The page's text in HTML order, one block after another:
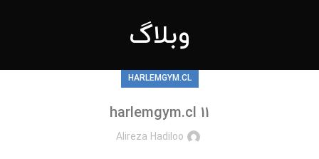
وبلاگ
HARLEMGYM.CL
harlemgym.cl 11
Alireza Hadiloo